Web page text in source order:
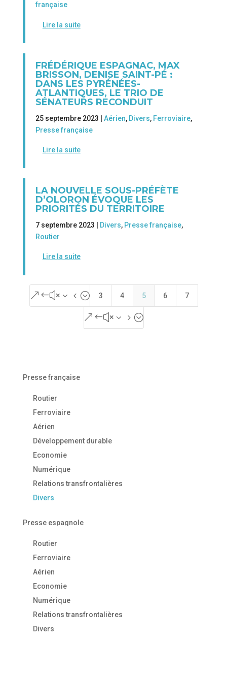
française
Lire la suite
FRÉDÉRIQUE ESPAGNAC, MAX
BRISSON, DENISE SAINT-PÉ :
DANS LES PYRÉNÉES-
ATLANTIQUES, LE TRIO DE
SÉNATEURS RECONDUIT
25 septembre 2023 | Aérien, Divers, Ferroviaire,
Presse française
Lire la suite
LA NOUVELLE SOUS-PRÉFÈTE
D’OLORON ÉVOQUE LES
PRIORITÉS DU TERRITOIRE
7 septembre 2023 | Divers, Presse française,
Routier
Lire la suite
&#x34; 3 4 5 6 7
&#x35;
Presse française
Routier
Ferroviaire
Aérien
Développement durable
Economie
Numérique
Relations transfrontalières
Divers
Presse espagnole
Routier
Ferroviaire
Aérien
Economie
Numérique
Relations transfrontalières
Divers